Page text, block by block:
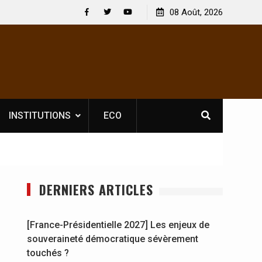
obligatoire pour les spectacles : En
l’opérateur culturel Soldat Jahboy se
[France-
souveraineté
08 Août, 2026
INSTITUTIONS ECO
DERNIERS ARTICLES
[France-Présidentielle 2027] Les enjeux de
souveraineté démocratique sévèrement
touchés ?